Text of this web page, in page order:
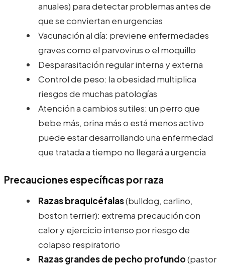
anuales) para detectar problemas antes de
que se conviertan en urgencias
Vacunación al día: previene enfermedades
graves como el parvovirus o el moquillo
Desparasitación regular interna y externa
Control de peso: la obesidad multiplica
riesgos de muchas patologías
Atención a cambios sutiles: un perro que
bebe más, orina más o está menos activo
puede estar desarrollando una enfermedad
que tratada a tiempo no llegará a urgencia
Precauciones específicas por raza
Razas braquicéfalas(bulldog, carlino,
boston terrier): extrema precaución con
calor y ejercicio intenso por riesgo de
colapso respiratorio
Razas grandes de pecho profundo(pastor